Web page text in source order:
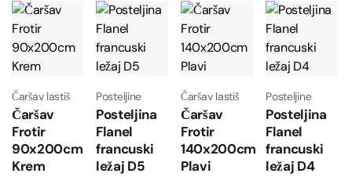
Čaršav lastiš
Čaršav
Frotir
90x200cm
Krem
Posteljine
Posteljina
Flanel
francuski
ležaj D5
Čaršav lastiš
Čaršav
Frotir
140x200cm
Plavi
Posteljine
Posteljina
Flanel
francuski
ležaj D4